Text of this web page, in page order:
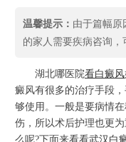
温馨提示： 由于篇幅原
的家人需要疾病咨询，
湖北哪医院看白癜风
癜风有很多的治疗手段
够使用。一般是要病情
伤，所以术后护理也更
么呢?下面来看看武汉白